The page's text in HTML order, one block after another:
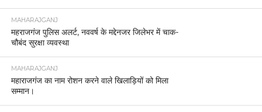
MAHARAJGANJ
महराजगंज पुलिस अलर्ट, नववर्ष के मद्देनजर जिलेभर में चाक-
चौबंद सुरक्षा व्यवस्था
MAHARAJGANJ
महाराजगंज का नाम रोशन करने वाले खिलाड़ियों को मिला
सम्मान।